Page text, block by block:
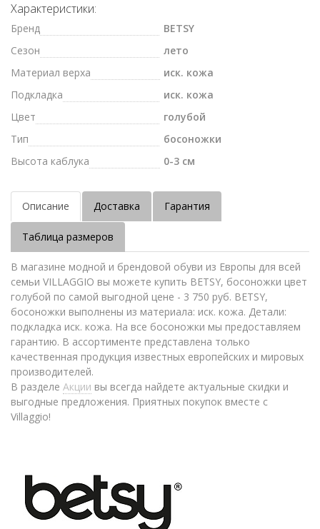
Характеристики:
Бренд
BETSY
Сезон
лето
Материал верха
иск. кожа
Подкладка
иск. кожа
Цвет
голубой
Тип
босоножки
Высота каблука
0-3 см
Описание Доставка Гарантия
Таблица размеров
В магазине модной и брендовой обуви из Европы для всей
семьи VILLAGGIO вы можете купить BETSY, босоножки цвет
голубой по самой выгодной цене - 3 750 руб. BETSY,
босоножки выполнены из материала: иск. кожа. Детали:
подкладка иск. кожа. На все босоножки мы предоставляем
гарантию. В ассортименте представлена только
качественная продукция известных европейских и мировых
производителей.
В разделе Акции вы всегда найдете актуальные скидки и
выгодные предложения. Приятных покупок вместе с
Villaggio!